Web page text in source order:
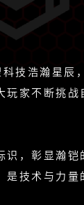
技浩瀚星辰
家不断挑战
识，彰显瀚铠
是技术与力量